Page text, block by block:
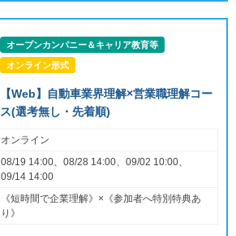
オープンカンパニー＆キャリア教育等
オンライン形式
【Web】自動車業界理解×営業職理解コー
ス(選考無し・先着順)
オンライン
08/19 14:00、08/28 14:00、09/02 10:00、
09/14 14:00
《短時間で企業理解》×《参加者へ特別特典あ
り》